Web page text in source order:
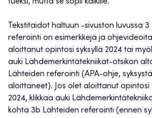
tueksi, mutta se sopii kaikille.
Tekstitaidot haltuun -sivuston luvussa 3
referointi on esimerkkejä ja
aloittanut opintosi syksyllä 2024 tai
auki Lähdemerkintätekniikat-otsikon
Lähteiden referointi (APA-ohje,
aloittaneet). Jos olet aloittanut opintosi
2024, klikkaa auki
kohta 3b Lähteiden referointi (ennen